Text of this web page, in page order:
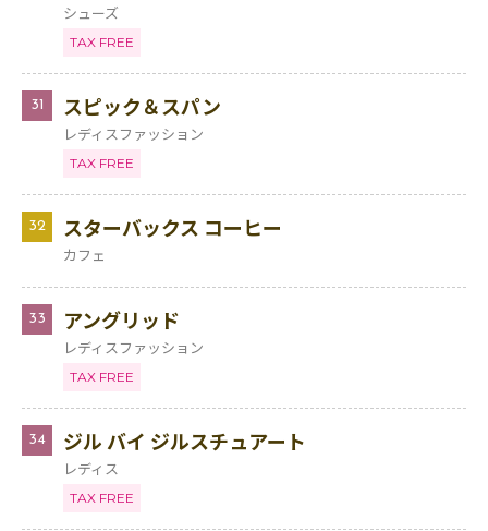
シューズ
TAX FREE
31 スピック＆スパン
レディスファッション
TAX FREE
32 スターバックス コーヒー
カフェ
33 アングリッド
レディスファッション
TAX FREE
34 ジル バイ ジルスチュアート
レディス
TAX FREE